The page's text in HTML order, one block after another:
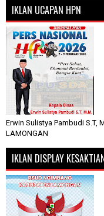
IKLAN UCAPAN HPN
Erwin Sulistya Pambudi S.T,
LAMONGAN
IKLAN DISPLAY